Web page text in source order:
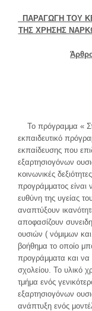
ΠΑΡΑΓΩΓΗ ΤΟΥ
ΤΗΣ ΧΡΗΣΗΣ
Το πρόγραμμα «
εκπαιδευτικό
εκπαίδευσης που
εξαρτησιογόνων
κοινωνικές
προγράμματος είναι
ευθύνη της υγείας
αναπτύξουν
αποφασίζουν
ουσιών ( νόμιμων
βοήθημα το οποίο
προγράμματα και να
σχολείου. Το υλικό
τμήμα ενός
εξαρτησιογόνων
ανάπτυξη ενός